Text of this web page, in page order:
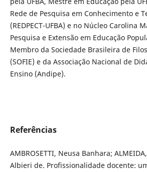
Rede de Pesquisa em Conhecimento e
(REDPECT-UFBA) e no Núcleo Carolina
Pesquisa e Extensão em Educação
Membro da Sociedade Brasileira de
(SOFIE) e da Associação Nacional de
Ensino (Andipe).
Referências
AMBROSETTI, Neusa Banhara;
Albieri de. Profissionalidade docente: